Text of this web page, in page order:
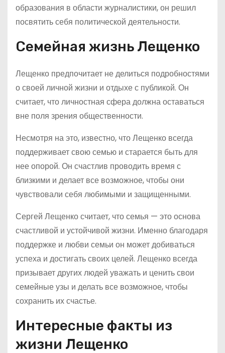
образования в области журналистики, он решил
посвятить себя политической деятельности.
Семейная жизнь Лещенко
Лещенко предпочитает не делиться подробностями
о своей личной жизни и отдыхе с публикой. Он
считает, что личностная сфера должна оставаться
вне поля зрения общественности.
Несмотря на это, известно, что Лещенко всегда
поддерживает свою семью и старается быть для
нее опорой. Он счастлив проводить время с
близкими и делает все возможное, чтобы они
чувствовали себя любимыми и защищенными.
Сергей Лещенко считает, что семья — это основа
счастливой и устойчивой жизни. Именно благодаря
поддержке и любви семьи он может добиваться
успеха и достигать своих целей. Лещенко всегда
призывает других людей уважать и ценить свои
семейные узы и делать все возможное, чтобы
сохранить их счастье.
Интересные факты из
жизни Лещенко